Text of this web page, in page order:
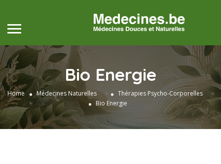
Bio Energie
Home Médecines Naturelles » Thérapies Psycho-Corporelles »
Bio Energie